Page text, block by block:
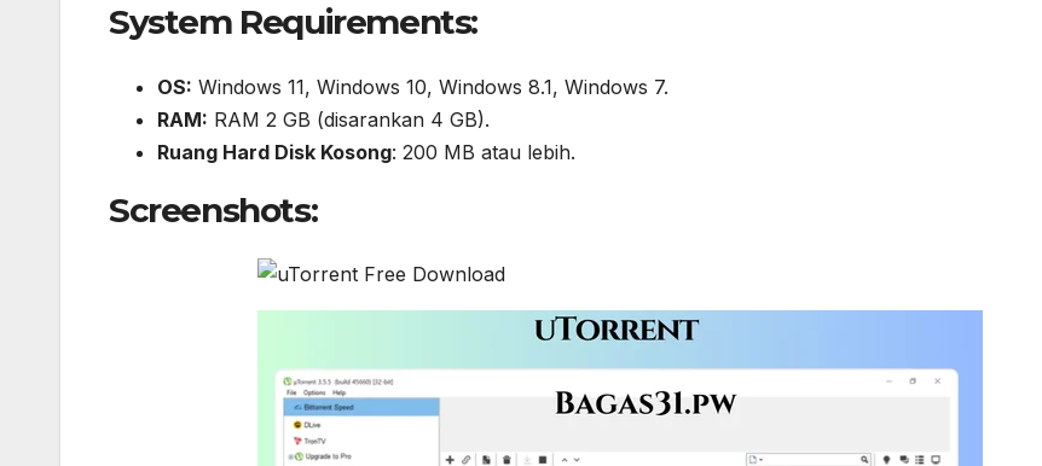
System Requirements:
OS: Windows 11, Windows 10, Windows 8.1, Windows 7.
RAM: RAM 2 GB (disarankan 4 GB).
Ruang Hard Disk Kosong: 200 MB atau lebih.
Screenshots: